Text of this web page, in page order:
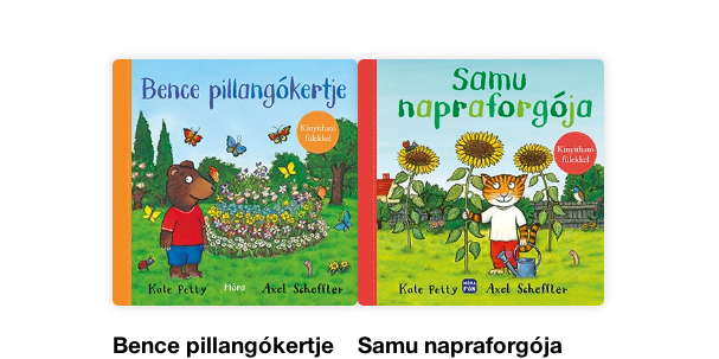
Bence pillangókertje Samu napraforgója